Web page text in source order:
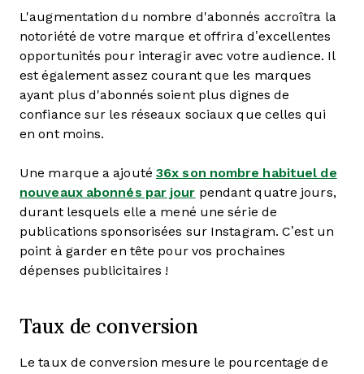
L'augmentation du nombre d'abonnés accroîtra la
notoriété de votre marque et offrira d’excellentes
opportunités pour interagir avec votre audience. Il
est également assez courant que les marques
ayant plus d'abonnés soient plus dignes de
confiance sur les réseaux sociaux que celles qui
en ont moins.
Une marque a ajouté 36x son nombre habituel de
nouveaux abonnés par jour pendant quatre jours,
durant lesquels elle a mené une série de
publications sponsorisées sur Instagram. C’est un
point à garder en tête pour vos prochaines
dépenses publicitaires !
Taux de conversion
Le taux de conversion mesure le pourcentage de